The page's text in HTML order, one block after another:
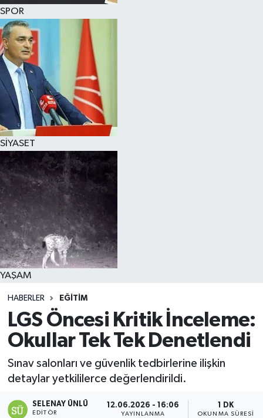
SPOR
SİYASET
YAŞAM
HABERLER EĞİTİM
LGS Öncesi Kritik İnceleme:
Okullar Tek Tek Denetlendi
Sınav salonları ve güvenlik tedbirlerine ilişkin
detaylar yetkililerce değerlendirildi.
SELENAY ÜNLÜ
EDITÖR
12.06.2026 - 16:06
YAYINLANMA
1 DK
OKUNMA SÜRESI